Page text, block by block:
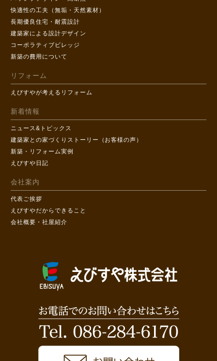
快適性の工夫（無垢・天然素材）
長期優良住宅・耐震設計
建築家による設計デザイン
コーポラティブビレッジ
新築の費用について
リフォーム
えびすやが考えるリフォーム
新着情報
ニュース&トピックス
建築家との家づくりストーリー（お客様の声）
新築・リフォーム実例
えびすや日記
会社案内
代表ご挨拶
えびすやだからできること
会社概要・社屋紹介